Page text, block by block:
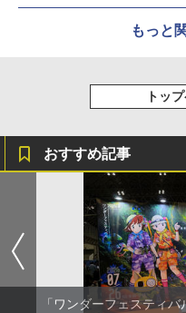
もっと
トッ
おすすめ記事
「ワンダーフェスティ